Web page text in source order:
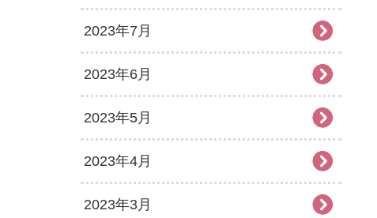
2023年7月
2023年6月
2023年5月
2023年4月
2023年3月